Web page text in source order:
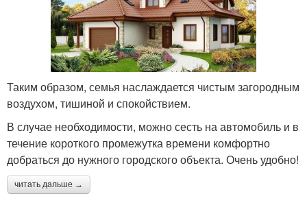
Таким образом, семья наслаждается чистым загородным
воздухом, тишиной и спокойствием.
В случае необходимости, можно сесть на автомобиль и в
течение короткого промежутка времени комфортно
добраться до нужного городского объекта. Очень удобно!
читать дальше →